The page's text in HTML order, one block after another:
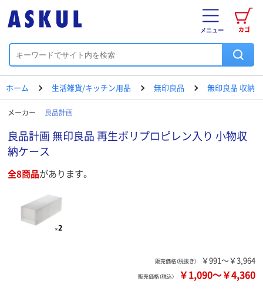
カゴ
メニュー
ホーム 生活雑貨/キッチン用品 無印良品 無印良品 収納
メーカー 良品計画
良品計画 無印良品 再生ポリプロピレン入り 小物収
納ケース
全8商品があります。
販売価格（税抜き） ￥991～￥3,964
販売価格（税込） ￥1,090～￥4,360